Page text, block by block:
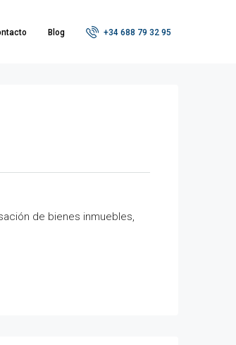
Blog +34 688 79 32 95
de bienes inmuebles,